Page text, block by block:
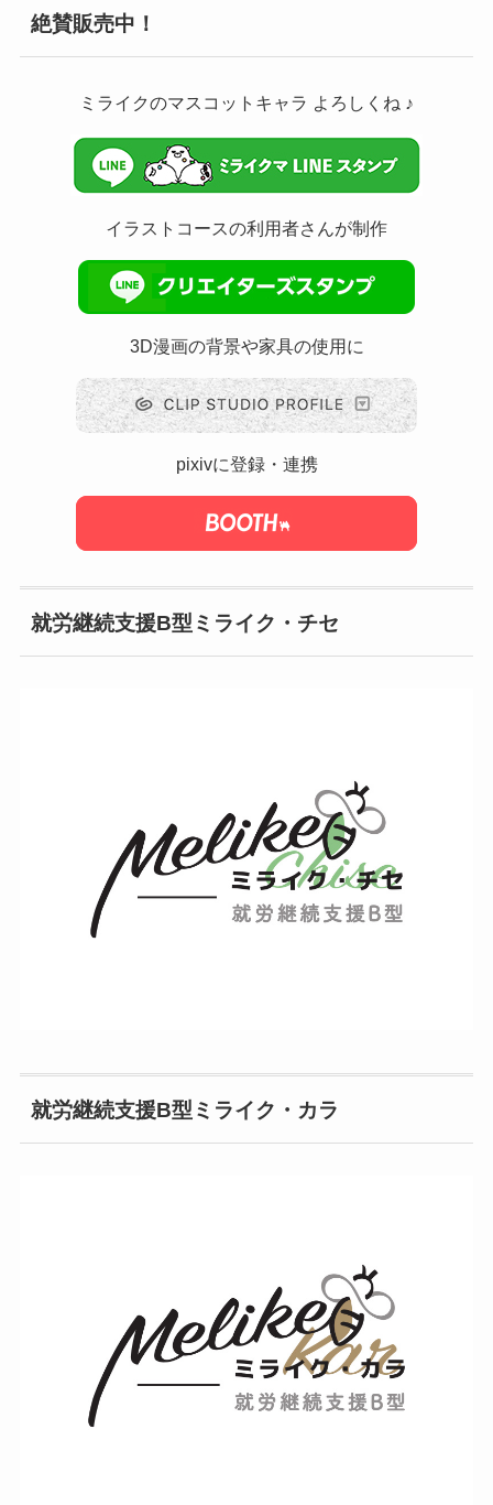
絶賛販売中！
ミライクのマスコットキャラ よろしくね ♪
イラストコースの利用者さんが制作
3D漫画の背景や家具の使用に
pixivに登録・連携
就労継続支援B型ミライク・チセ
就労継続支援B型ミライク・カラ